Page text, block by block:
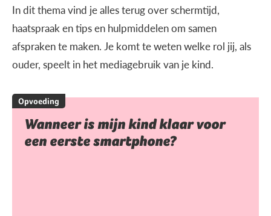
In dit thema vind je alles terug over schermtijd,
haatspraak en tips en hulpmiddelen om samen
afspraken te maken. Je komt te weten welke rol jij, als
ouder, speelt in het mediagebruik van je kind.
Opvoeding
Wanneer is mijn kind klaar voor
een eerste smartphone?